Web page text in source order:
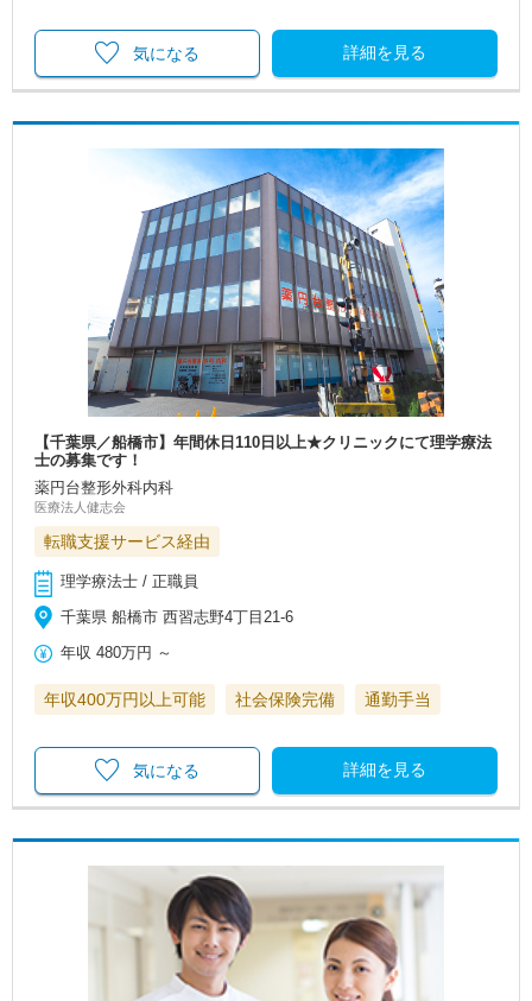
詳細を見る
気になる
【千葉県／船橋市】年間休日110日以上★クリニックにて理学療法
士の募集です！
薬円台整形外科内科
医療法人健志会
転職支援サービス経由
理学療法士 / 正職員
千葉県 船橋市 西習志野4丁目21-6
年収 480万円 ～
年収400万円以上可能 社会保険完備 通勤手当
詳細を見る
気になる